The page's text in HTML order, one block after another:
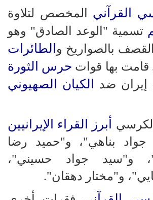
القرآني المخصص لتلاوة
تسمية "الوعد الصادق" وهو
بالصواريخ و الطائرات
قامت بها قوات حرس الثورة
ضد الكيان الصهيوني
أبرز القراء الإيرانيين
بناهي"، و"حميد رضا
و"سيد جواد حسيني"،
و"مختار دهقان".